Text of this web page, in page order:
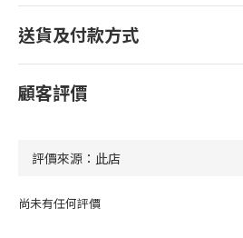
送貨及付款方式
顧客評價
尚未有任何評價